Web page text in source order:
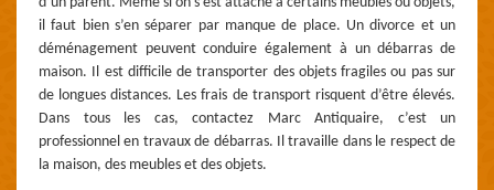
il faut bien s’en séparer par manque de place. Un divorce et un
déménagement peuvent conduire également à un débarras de
maison. Il est difficile de transporter des objets fragiles ou pas sur
de longues distances. Les frais de transport risquent d’être élevés.
Dans tous les cas, contactez Marc Antiquaire, c’est un
professionnel en travaux de débarras. Il travaille dans le respect de
la maison, des meubles et des objets.